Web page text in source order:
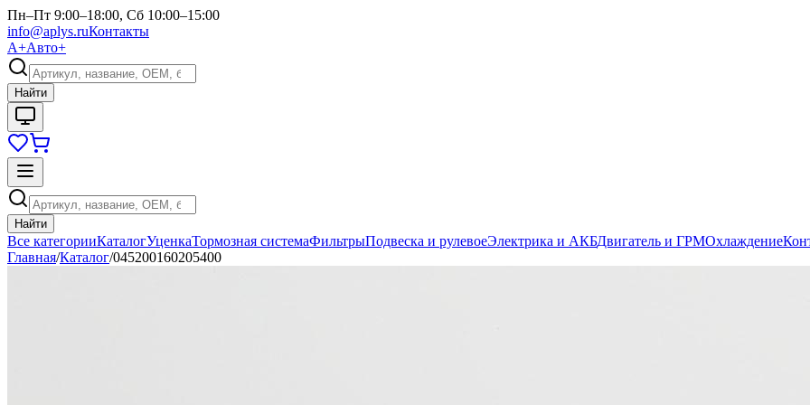
Пн–Пт 9:00–18:00, Сб 10:00–15:00
info@aplys.ruКонтакты
А+Авто+
Найти
Найти
Все категорииКаталогУценкаТормозная системаФильтрыПодвеска и рулевоеЭлектрика и АКБДвигатель и ГРМОхлаждение
Главная/Каталог/045200160205400